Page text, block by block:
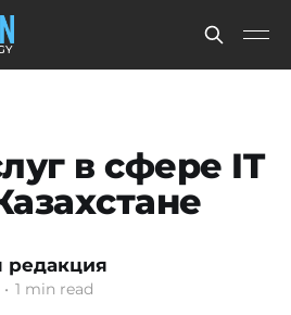
в сфере IT
редакция
• 1 min read